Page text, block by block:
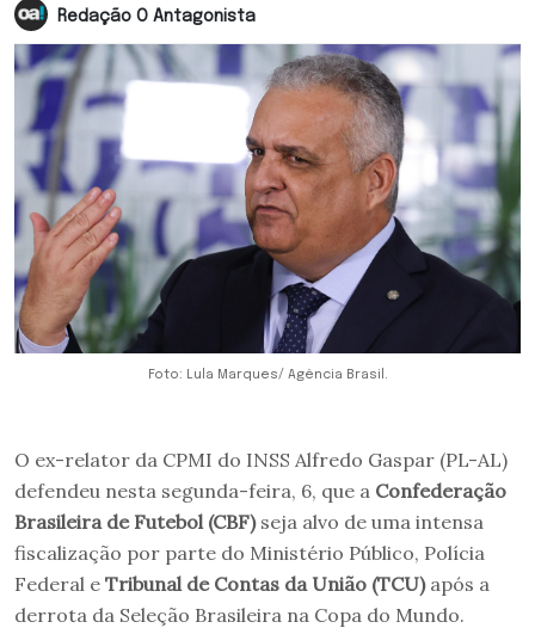
Redação O Antagonista
Foto: Lula Marques/ Agência Brasil.
O ex-relator da CPMI do INSS Alfredo Gaspar (PL-AL)
defendeu nesta segunda-feira, 6, que a Confederação
Brasileira de Futebol (CBF) seja alvo de uma intensa
fiscalização por parte do Ministério Público, Polícia
Federal e Tribunal de Contas da União (TCU) após a
derrota da Seleção Brasileira na Copa do Mundo.